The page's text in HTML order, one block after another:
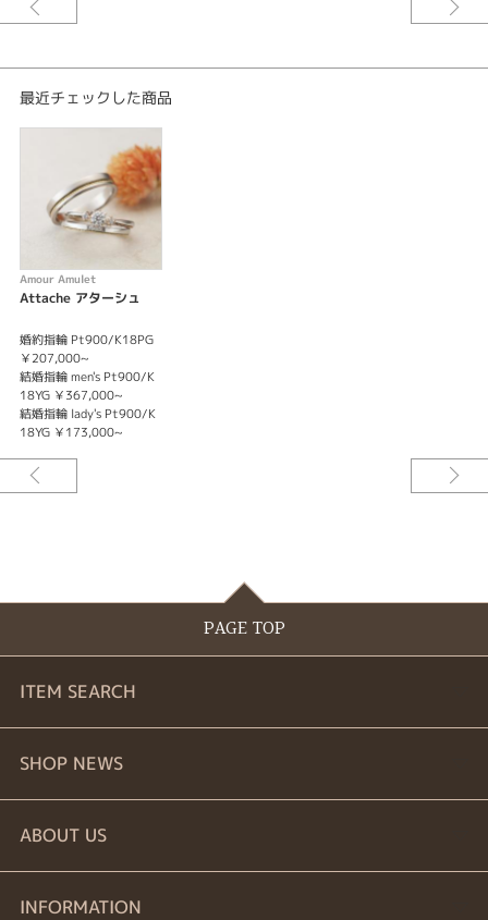
最近チェックした商品
Amour Amulet
Attache アターシュ
婚約指輪 Pt900/K18PG
￥207,000~
結婚指輪 men's Pt900/K
18YG ￥367,000~
結婚指輪 lady's Pt900/K
18YG ￥173,000~
PAGE TOP
ITEM SEARCH
婚約指輪
結婚指輪
セットリング
SHOP NEWS
商品一覧
ブランドリスト
ABOUT US
お問い合わせ
INFORMATION